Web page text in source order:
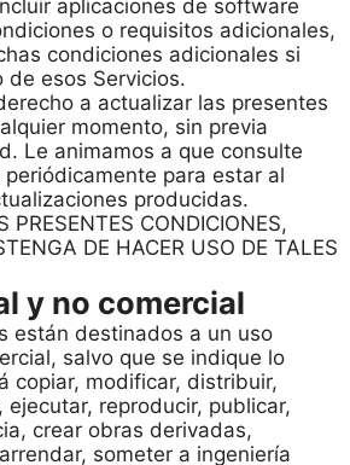
aplicaciones de software
o requisitos adicionales,
condiciones adicionales si
de esos Servicios.
a actualizar las presentes
momento, sin previa
Le animamos a que consulte
para estar al
producidas.
PRESENTES CONDICIONES,
DE HACER USO DE TALES
y no comercial
están destinados a un uso
salvo que se indique lo
copiar, modificar, distribuir,
ejecutar, reproducir, publicar,
crear obras derivadas,
someter a ingeniería